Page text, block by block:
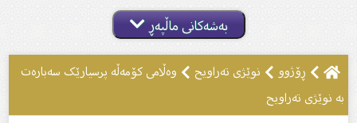
بەشەکانی ماڵپەڕ
ڕۆژوو نوێژى تەراویح
وەڵامى کۆمەڵە پرسیارێک سەبارەت
بە نوێژى تەراویح